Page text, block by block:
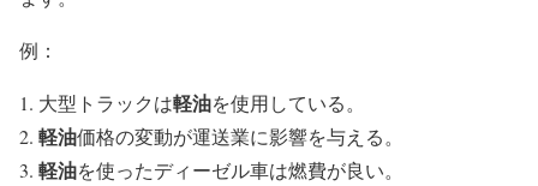
例：
大型トラックは軽油を使用している。
軽油価格の変動が運送業に影響を与える。
軽油を使ったディーゼル車は燃費が良い。